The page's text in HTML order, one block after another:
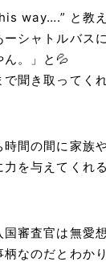
way….” と教
シャトルバス
ん。」と💦
聞き取ってく
間の間に家族
を与えてくれ
審査官は無愛
なのだとわか